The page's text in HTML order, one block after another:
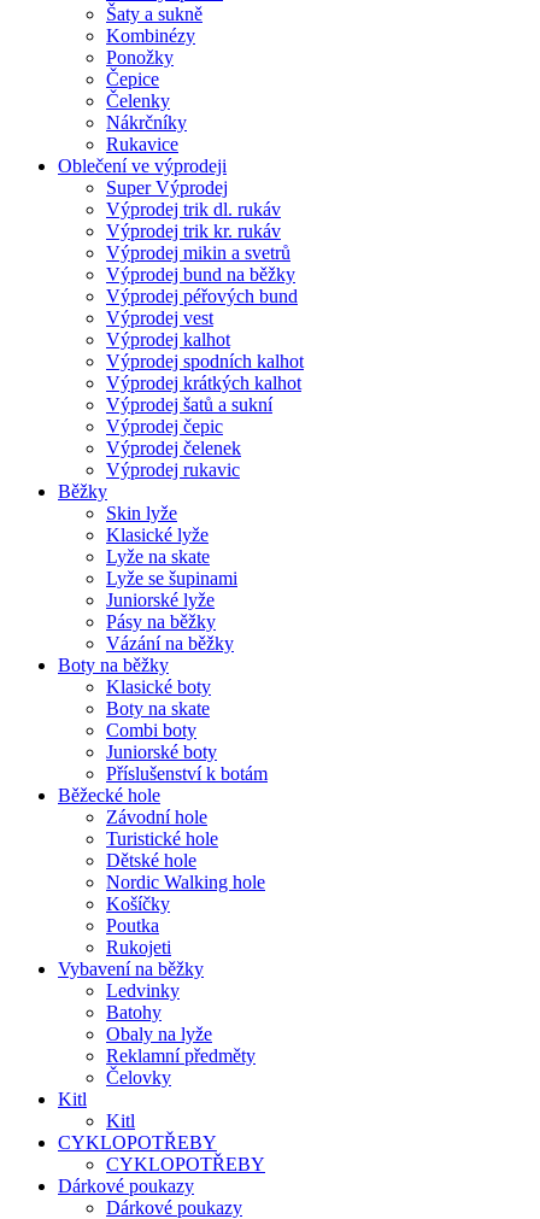
Šaty a sukně
Kombinézy
Ponožky
Čepice
Čelenky
Nákrčníky
Rukavice
Oblečení ve výprodeji
Super Výprodej
Výprodej trik dl. rukáv
Výprodej trik kr. rukáv
Výprodej mikin a svetrů
Výprodej bund na běžky
Výprodej péřových bund
Výprodej vest
Výprodej kalhot
Výprodej spodních kalhot
Výprodej krátkých kalhot
Výprodej šatů a sukní
Výprodej čepic
Výprodej čelenek
Výprodej rukavic
Běžky
Skin lyže
Klasické lyže
Lyže na skate
Lyže se šupinami
Juniorské lyže
Pásy na běžky
Vázání na běžky
Boty na běžky
Klasické boty
Boty na skate
Combi boty
Juniorské boty
Příslušenství k botám
Běžecké hole
Závodní hole
Turistické hole
Dětské hole
Nordic Walking hole
Košíčky
Poutka
Rukojeti
Vybavení na běžky
Ledvinky
Batohy
Obaly na lyže
Reklamní předměty
Čelovky
Kitl
Kitl
CYKLOPOTŘEBY
CYKLOPOTŘEBY
Dárkové poukazy
Dárkové poukazy